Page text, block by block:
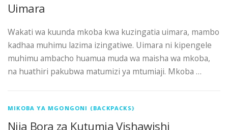
Uimara
Wakati wa kuunda mkoba kwa kuzingatia uimara, mambo
kadhaa muhimu lazima izingatiwe. Uimara ni kipengele
muhimu ambacho huamua muda wa maisha wa mkoba,
na huathiri pakubwa matumizi ya mtumiaji. Mkoba …
MIKOBA YA MGONGONI (BACKPACKS)
Njia Bora za Kutumia Vishawishi